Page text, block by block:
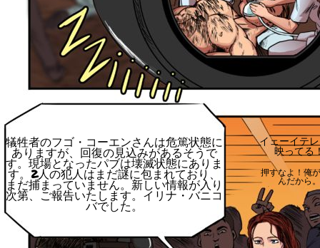
犠牲者のフゴ・コーエンさんは危篤状態に
ありますが、回復の見込みがあるそうで
す。現場となったパブは壊滅状態にありま
す。2人の犯人はまだ謎に包まれており、
まだ捕まっていません。新しい情報が入り
次第、ご報告いたします。イリナ・バニコ
バでした。
イェーイテ
映ってる
押すなよ！俺
んだから。